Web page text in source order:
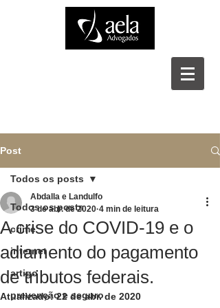
Post
Todos os posts
crime
internet
artigo
prevenção e seguro
Todos os posts
A crise do COVID-19 e o
adiamento do pagamento
de tributos federais.
Abdalla e Landulfo
3 de abr. de 2020 4 min de leitura
Atualizado:22 de abr. de 2020